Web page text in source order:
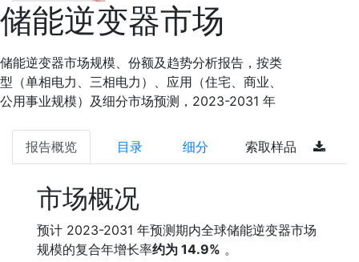
储能逆变器市场
储能逆变器市场规模、份额及趋势分析报告，按类
型（单相电力、三相电力）、应用（住宅、商业、
公用事业规模）及细分市场预测，2023-2031 年
报告概览 目录 细分 索取样品
市场概况
预计 2023-2031 年预测期内全球储能逆变器市场
规模的复合年增长率约为 14.9% 。